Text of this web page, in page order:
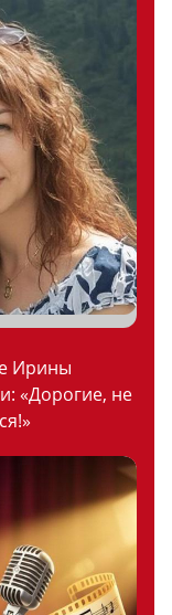
Ирины
«Дорогие, не